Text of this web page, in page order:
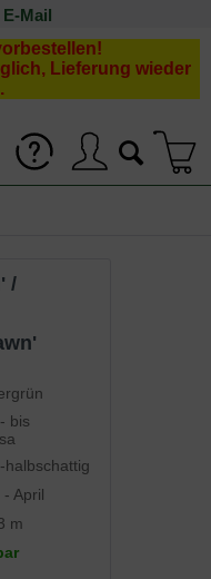
Lieferung wieder
bis
halbschattig
April
m